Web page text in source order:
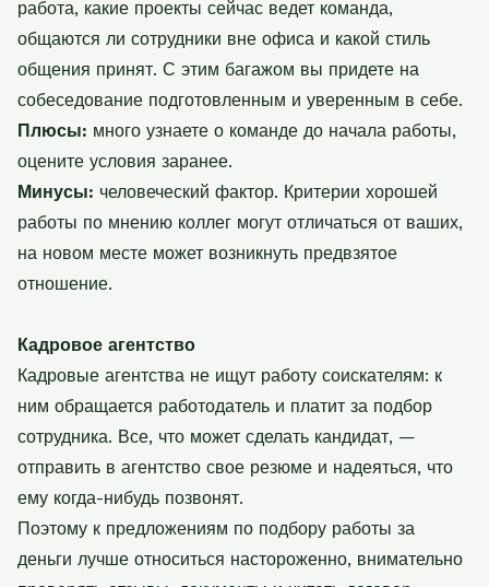
работа, какие проекты сейчас ведет команда,
общаются ли сотрудники вне офиса и какой стиль
общения принят. С этим багажом вы придете на
собеседование подготовленным и уверенным в себе.
Плюсы: много узнаете о команде до начала работы,
оцените условия заранее.
Минусы: человеческий фактор. Критерии хорошей
работы по мнению коллег могут отличаться от ваших,
на новом месте может возникнуть предвзятое
отношение.
Кадровое агентство
Кадровые агентства не ищут работу соискателям: к
ним обращается работодатель и платит за подбор
сотрудника. Все, что может сделать кандидат, —
отправить в агентство свое резюме и надеяться, что
ему когда-нибудь позвонят.
Поэтому к предложениям по подбору работы за
деньги лучше относиться настороженно, внимательно